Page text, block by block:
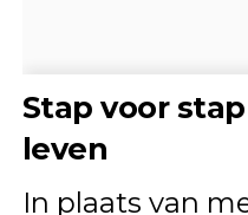
Stap voor
leven
In plaats van